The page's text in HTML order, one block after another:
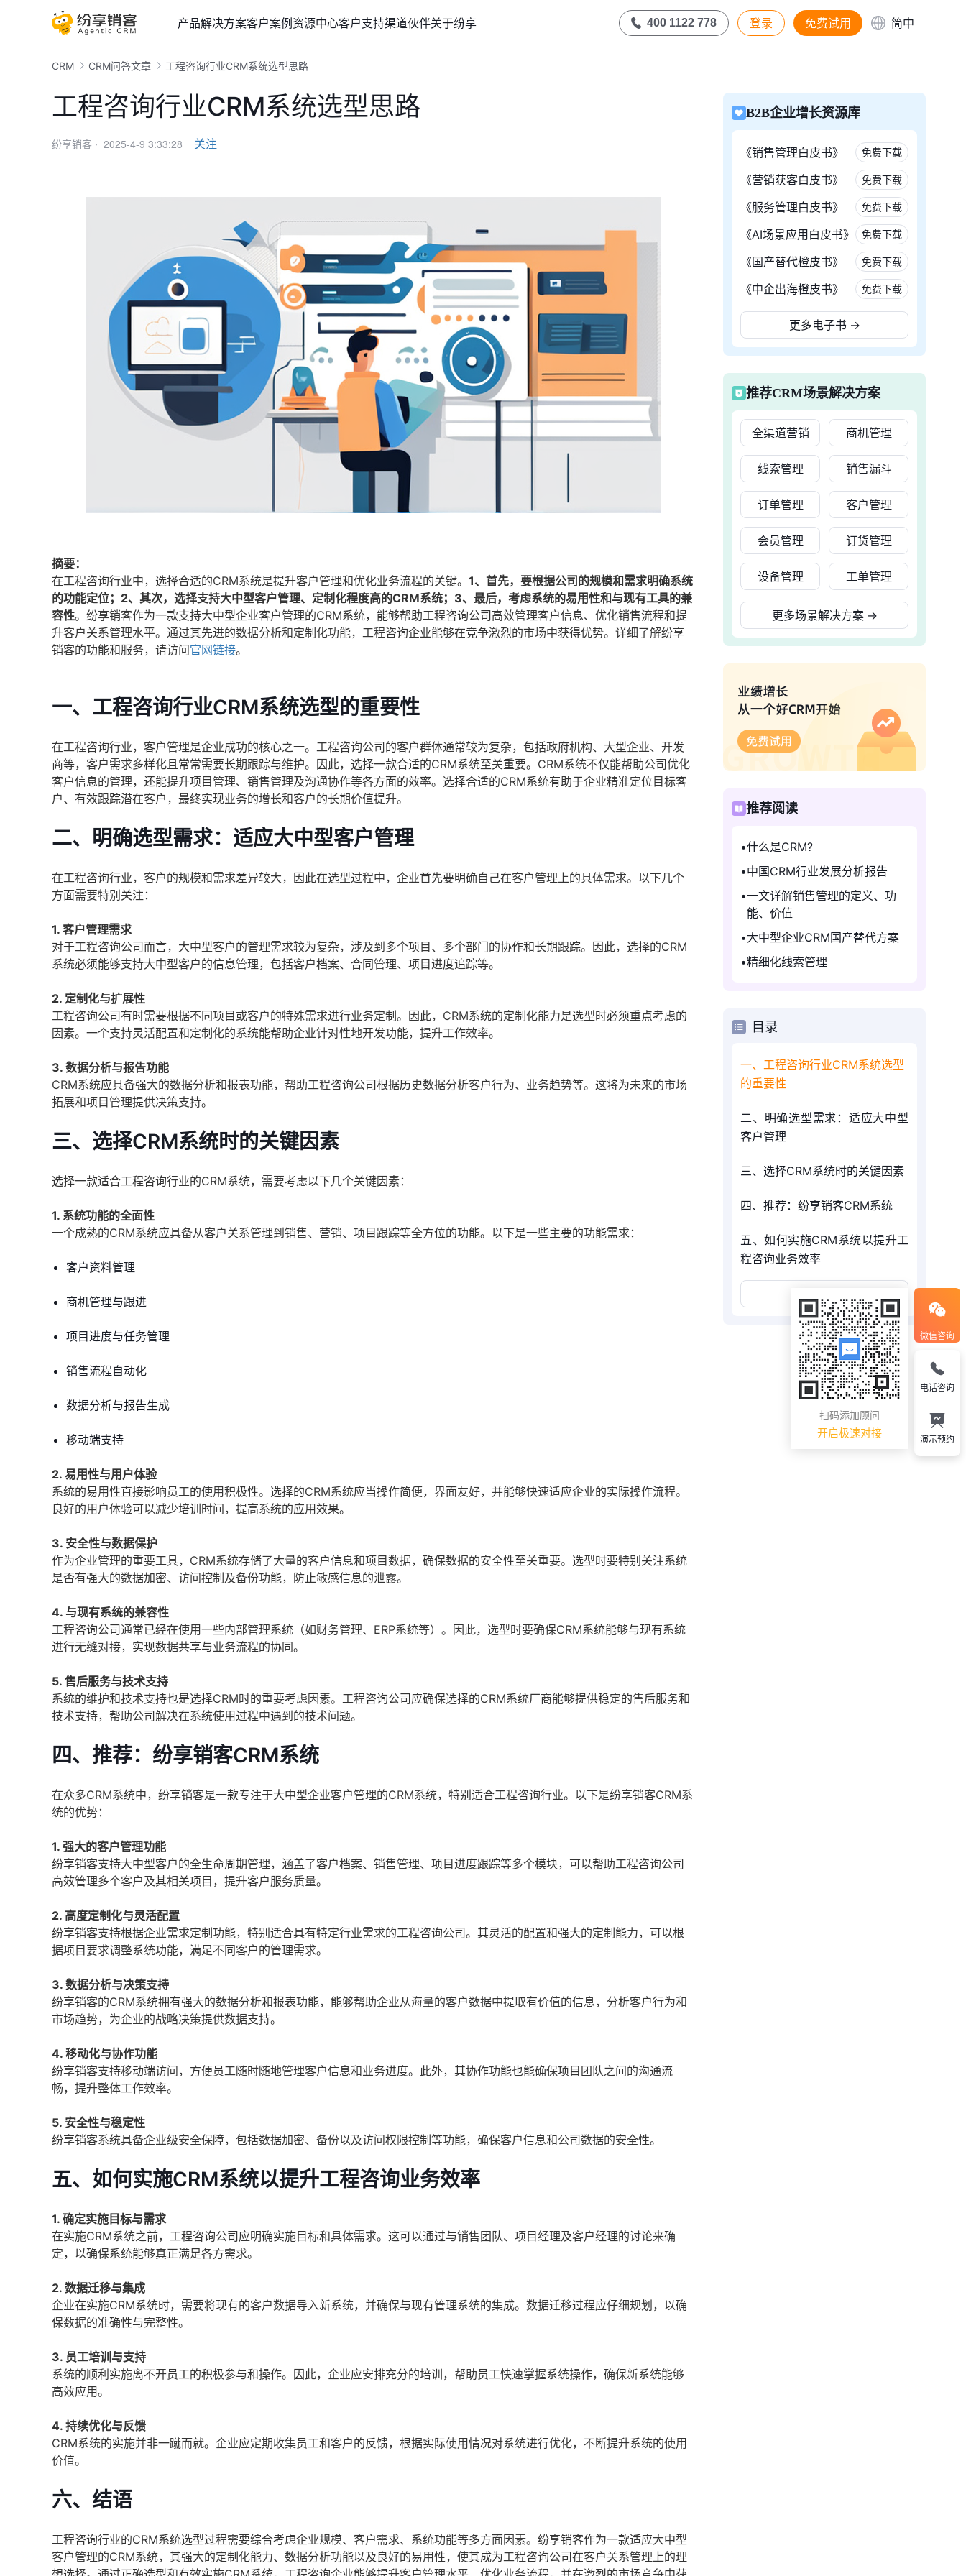
产品解决方案客户案例资源中心客户支持渠道伙伴关于纷享 400 1122 778 登录 免费试用 简中
CRM CRM问答文章 工程咨询行业CRM系统选型思路
工程咨询行业CRM系统选型思路
纷享销客 · 2025-4-9 3:33:28 关注
摘要：
在工程咨询行业中，选择合适的CRM系统是提升客户管理和优化业务流程的关键。 1、首先，要根据公司的规模和需求明确系统
的功能定位；2、其次，选择支持大中型客户管理、定制化程度高的CRM系统；3、最后，考虑系统的易用性和与现有工具的兼
容性。纷享销客作为一款支持大中型企业客户管理的CRM系统，能够帮助工程咨询公司高效管理客户信息、优化销售流程和提
升客户关系管理水平。通过其先进的数据分析和定制化功能，工程咨询企业能够在竞争激烈的市场中获得优势。详细了解纷享
销客的功能和服务，请访问官网链接。
一、工程咨询行业CRM系统选型的重要性
在工程咨询行业，客户管理是企业成功的核心之一。工程咨询公司的客户群体通常较为复杂，包括政府机构、大型企业、开发
商等，客户需求多样化且常常需要长期跟踪与维护。因此，选择一款合适的CRM系统至关重要。CRM系统不仅能帮助公司优化
客户信息的管理，还能提升项目管理、销售管理及沟通协作等各方面的效率。选择合适的CRM系统有助于企业精准定位目标客
户、有效跟踪潜在客户，最终实现业务的增长和客户的长期价值提升。
二、明确选型需求：适应大中型客户管理
在工程咨询行业，客户的规模和需求差异较大，因此在选型过程中，企业首先要明确自己在客户管理上的具体需求。以下几个
方面需要特别关注：
1. 客户管理需求
对于工程咨询公司而言，大中型客户的管理需求较为复杂，涉及到多个项目、多个部门的协作和长期跟踪。因此，选择的CRM
系统必须能够支持大中型客户的信息管理，包括客户档案、合同管理、项目进度追踪等。
2. 定制化与扩展性
工程咨询公司有时需要根据不同项目或客户的特殊需求进行业务定制。因此，CRM系统的定制化能力是选型时必须重点考虑的
因素。一个支持灵活配置和定制化的系统能帮助企业针对性地开发功能，提升工作效率。
3. 数据分析与报告功能
CRM系统应具备强大的数据分析和报表功能，帮助工程咨询公司根据历史数据分析客户行为、业务趋势等。这将为未来的市场
拓展和项目管理提供决策支持。
三、选择CRM系统时的关键因素
选择一款适合工程咨询行业的CRM系统，需要考虑以下几个关键因素：
1. 系统功能的全面性
一个成熟的CRM系统应具备从客户关系管理到销售、营销、项目跟踪等全方位的功能。以下是一些主要的功能需求：
客户资料管理
商机管理与跟进
项目进度与任务管理
销售流程自动化
数据分析与报告生成
移动端支持
2. 易用性与用户体验
系统的易用性直接影响员工的使用积极性。选择的CRM系统应当操作简便，界面友好，并能够快速适应企业的实际操作流程。
良好的用户体验可以减少培训时间，提高系统的应用效果。
3. 安全性与数据保护
作为企业管理的重要工具，CRM系统存储了大量的客户信息和项目数据，确保数据的安全性至关重要。选型时要特别关注系统
是否有强大的数据加密、访问控制及备份功能，防止敏感信息的泄露。
4. 与现有系统的兼容性
工程咨询公司通常已经在使用一些内部管理系统（如财务管理、ERP系统等）。因此，选型时要确保CRM系统能够与现有系统
进行无缝对接，实现数据共享与业务流程的协同。
5. 售后服务与技术支持
系统的维护和技术支持也是选择CRM时的重要考虑因素。工程咨询公司应确保选择的CRM系统厂商能够提供稳定的售后服务和
技术支持，帮助公司解决在系统使用过程中遇到的技术问题。
四、推荐：纷享销客CRM系统
在众多CRM系统中，纷享销客是一款专注于大中型企业客户管理的CRM系统，特别适合工程咨询行业。以下是纷享销客CRM系
统的优势：
1. 强大的客户管理功能
纷享销客支持大中型客户的全生命周期管理，涵盖了客户档案、销售管理、项目进度跟踪等多个模块，可以帮助工程咨询公司
高效管理多个客户及其相关项目，提升客户服务质量。
2. 高度定制化与灵活配置
纷享销客支持根据企业需求定制功能，特别适合具有特定行业需求的工程咨询公司。其灵活的配置和强大的定制能力，可以根
据项目要求调整系统功能，满足不同客户的管理需求。
3. 数据分析与决策支持
纷享销客的CRM系统拥有强大的数据分析和报表功能，能够帮助企业从海量的客户数据中提取有价值的信息，分析客户行为和
市场趋势，为企业的战略决策提供数据支持。
4. 移动化与协作功能
纷享销客支持移动端访问，方便员工随时随地管理客户信息和业务进度。此外，其协作功能也能确保项目团队之间的沟通流
畅，提升整体工作效率。
5. 安全性与稳定性
纷享销客系统具备企业级安全保障，包括数据加密、备份以及访问权限控制等功能，确保客户信息和公司数据的安全性。
五、如何实施CRM系统以提升工程咨询业务效率
1. 确定实施目标与需求
在实施CRM系统之前，工程咨询公司应明确实施目标和具体需求。这可以通过与销售团队、项目经理及客户经理的讨论来确
定，以确保系统能够真正满足各方需求。
2. 数据迁移与集成
企业在实施CRM系统时，需要将现有的客户数据导入新系统，并确保与现有管理系统的集成。数据迁移过程应仔细规划，以确
保数据的准确性与完整性。
3. 员工培训与支持
系统的顺利实施离不开员工的积极参与和操作。因此，企业应安排充分的培训，帮助员工快速掌握系统操作，确保新系统能够
高效应用。
4. 持续优化与反馈
CRM系统的实施并非一蹴而就。企业应定期收集员工和客户的反馈，根据实际使用情况对系统进行优化，不断提升系统的使用
价值。
六、结语
工程咨询行业的CRM系统选型过程需要综合考虑企业规模、客户需求、系统功能等多方面因素。纷享销客作为一款适应大中型
客户管理的CRM系统，其强大的定制化能力、数据分析功能以及良好的易用性，使其成为工程咨询公司在客户关系管理上的理
B2B企业增长资源库
《销售管理白皮书》 免费下载
《营销获客白皮书》 免费下载
《服务管理白皮书》 免费下载
《AI场景应用白皮书》 免费下载
《国产替代橙皮书》 免费下载
《中企出海橙皮书》 免费下载
更多电子书 →
推荐CRM场景解决方案
全渠道营销 商机管理
线索管理 销售漏斗
订单管理 客户管理
会员管理 订货管理
设备管理 工单管理
更多场景解决方案 →
推荐阅读
什么是CRM?
中国CRM行业发展分析报告
一文详解销售管理的定义、功
能、价值
大中型企业CRM国产替代方案
精细化线索管理
目录
一、工程咨询行业CRM系统选型
的重要性
二、明确选型需求：适应大中型
客户管理
三、选择CRM系统时的关键因素
四、推荐：纷享销客CRM系统
五、如何实施CRM系统以提升工
程咨询业务效率
微信咨询
扫码添加顾问
开启极速对接
电话咨询
演示预约